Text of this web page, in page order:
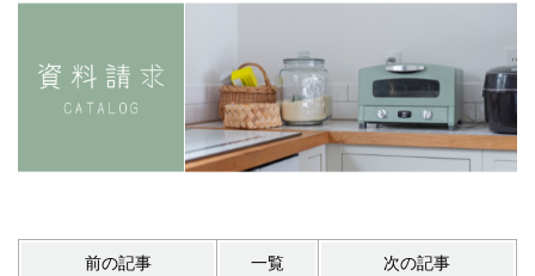
前の記事 一覧 次の記事